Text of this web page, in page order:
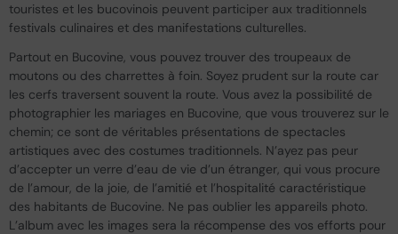
touristes et les bucovinois peuvent participer aux traditionnels
festivals culinaires et des manifestations culturelles.
Partout en Bucovine, vous pouvez trouver des troupeaux de
moutons ou des charrettes à foin. Soyez prudent sur la route car
les cerfs traversent souvent la route. Vous avez la possibilité de
photographier les mariages en Bucovine, que vous trouverez sur le
chemin; ce sont de véritables présentations de spectacles
artistiques avec des costumes traditionnels. N’ayez pas peur
d’accepter un verre d’eau de vie d’un étranger, qui vous procure
de l’amour, de la joie, de l’amitié et l’hospitalité caractéristique
des habitants de Bucovine. Ne pas oublier les appareils photo.
L’album avec les images sera la récompense des vos efforts pour